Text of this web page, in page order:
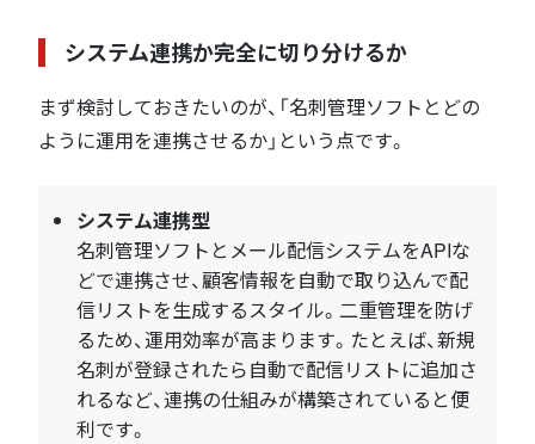
システム連携か完全に切り分けるか
まず検討しておきたいのが、「名刺管理ソフトとどの
ように運用を連携させるか」という点です。
システム連携型
名刺管理ソフトとメール配信システムをAPIな
どで連携させ、顧客情報を自動で取り込んで配
信リストを生成するスタイル。二重管理を防げ
るため、運用効率が高まります。たとえば、新規
名刺が登録されたら自動で配信リストに追加さ
れるなど、連携の仕組みが構築されていると便
利です。